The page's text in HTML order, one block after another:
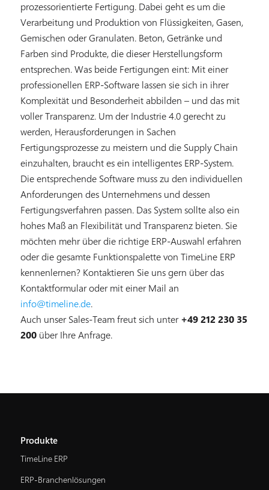
prozessorientierte Fertigung. Dabei geht es um die
Verarbeitung und Produktion von Flüssigkeiten, Gasen,
Gemischen oder Granulaten. Beton, Getränke und
Farben sind Produkte, die dieser Herstellungsform
entsprechen. Was beide Fertigungen eint: Mit einer
professionellen ERP-Software lassen sie sich in ihrer
Komplexität und Besonderheit abbilden – und das mit
voller Transparenz. Um der Industrie 4.0 gerecht zu
werden, Herausforderungen in Sachen
Fertigungsprozesse zu meistern und die Supply Chain
einzuhalten, braucht es ein intelligentes ERP-System.
Die entsprechende Software muss zu den individuellen
Anforderungen des Unternehmens und dessen
Fertigungsverfahren passen. Das System sollte also ein
hohes Maß an Flexibilität und Transparenz bieten. Sie
möchten mehr über die richtige ERP-Auswahl erfahren
oder die gesamte Funktionspalette von TimeLine ERP
kennenlernen? Kontaktieren Sie uns gern über das
Kontaktformular oder mit einer Mail an
info@timeline.de.
Auch unser Sales-Team freut sich unter+49 212 230 35
200über Ihre Anfrage.
Produkte
TimeLine ERP
ERP-Branchenlösungen